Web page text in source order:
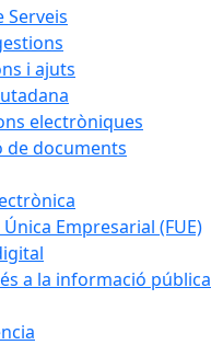
Serveis
i ajuts
electròniques
de documents
Empresarial (FUE)
a la informació pública